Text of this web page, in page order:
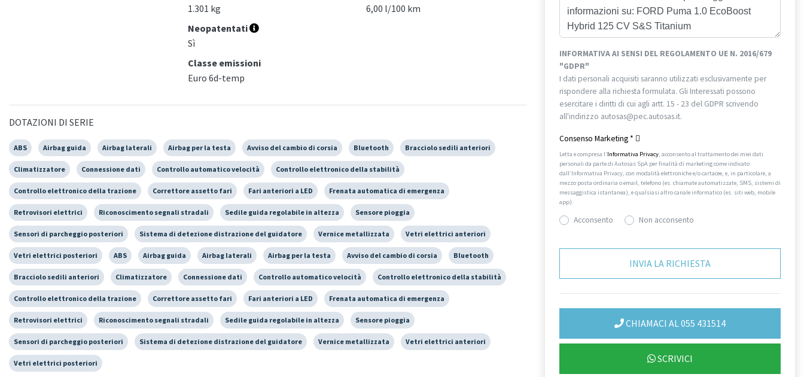
1.301 kg
Neopatentati
Sì
Classe emissioni
Euro 6d-temp
6,00 l/100 km
DOTAZIONI DI SERIE
ABS Airbag guida Airbag laterali Airbag per la testa Avviso del cambio di corsia Bluetooth Bracciolo sedili anteriori
Climatizzatore Connessione dati Controllo automatico velocità Controllo elettronico della stabilità
Controllo elettronico della trazione Correttore assetto fari Fari anteriori a LED Frenata automatica di emergenza
Retrovisori elettrici Riconoscimento segnali stradali Sedile guida regolabile in altezza Sensore pioggia
Sensori di parcheggio posteriori Sistema di detezione distrazione del guidatore Vernice metallizzata Vetri elettrici anteriori
Vetri elettrici posteriori ABS Airbag guida Airbag laterali Airbag per la testa Avviso del cambio di corsia Bluetooth
Bracciolo sedili anteriori Climatizzatore Connessione dati Controllo automatico velocità Controllo elettronico della stabilità
Controllo elettronico della trazione Correttore assetto fari Fari anteriori a LED Frenata automatica di emergenza
Retrovisori elettrici Riconoscimento segnali stradali Sedile guida regolabile in altezza Sensore pioggia
Sensori di parcheggio posteriori Sistema di detezione distrazione del guidatore Vernice metallizzata Vetri elettrici anteriori
Vetri elettrici posteriori
INFORMATIVA AI SENSI DEL REGOLAMENTO UE N. 2016/679
"GDPR"
I dati personali acquisiti saranno utilizzati esclusivamente per
rispondere alla richiesta formulata. Gli Interessati possono
esercitare i diritti di cui agli artt. 15 - 23 del GDPR scrivendo
all'indirizzo autosas@pec.autosas.it.
Consenso Marketing *
Letta e compresa l’Informativa Privacy, acconsento al trattamento dei miei dati
personali da parte di Autosas SpA per finalità di marketing come indicato
dall’Informativa Privacy, con modalità elettroniche e/o cartacee, e, in particolare, a
mezzo posta ordinaria o email, telefono (es. chiamate automatizzate, SMS, sistemi di
messaggistica istantanea), e qualsiasi altro canale informatico (es. siti web, mobile
app).
Acconsento Non acconsento
CHIAMACI AL 055 431514
SCRIVICI